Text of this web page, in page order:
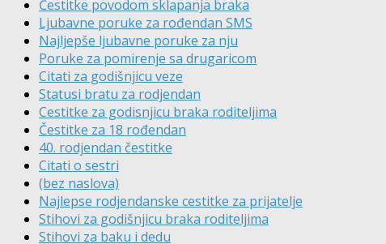
Čestitke povodom sklapanja braka
Ljubavne poruke za rođendan SMS
Najljepše ljubavne poruke za nju
Poruke za pomirenje sa drugaricom
Citati za godišnjicu veze
Statusi bratu za rodjendan
Cestitke za godisnjicu braka roditeljima
Čestitke za 18 rođendan
40. rodjendan čestitke
Citati o sestri
(bez naslova)
Najlepse rodjendanske cestitke za prijatelje
Stihovi za godišnjicu braka roditeljima
Stihovi za baku i dedu